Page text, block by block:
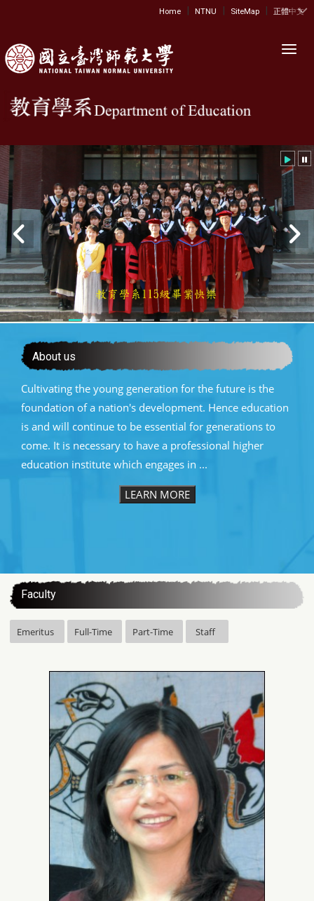
:::
Home | NTNU | SiteMap | 正體中文
About us
Cultivating the young generation for the future is the
foundation of a nation's development. Hence education
is and will continue to be essential for generations to
come. It is necessary to have a professional higher
education institute which engages in ...
LEARN MORE
Faculty
Emeritus Full-Time Part-Time Staff